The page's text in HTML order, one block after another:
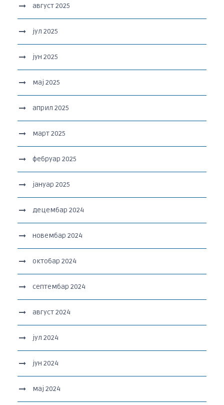
август 2025
јул 2025
јун 2025
мај 2025
април 2025
март 2025
фебруар 2025
јануар 2025
децембар 2024
новембар 2024
октобар 2024
септембар 2024
август 2024
јул 2024
јун 2024
мај 2024